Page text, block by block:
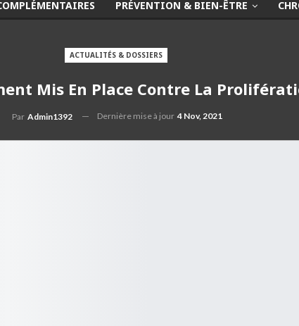
PRÉVENTION & BIEN-ÊTRE
ACTUALITÉS & DOSSIERS
Mis En Place Contre La
Par Admin1392 Dernière mise à jour 4 Nov, 2021